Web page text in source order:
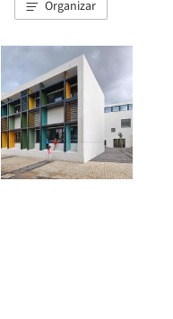
Organizar